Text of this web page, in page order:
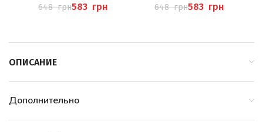
648грн583 грн 648грн583 грн
ОПИСАНИЕ
Дополнительно